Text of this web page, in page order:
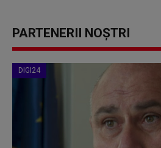
PARTENERII NOȘTRI
DIGI24